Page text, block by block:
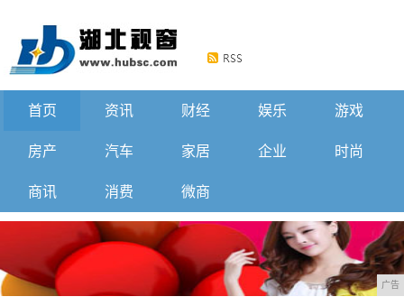
首页 资讯 财经 娱乐 游戏
房产 汽车 家居 企业 时尚
商讯 消费 微商
广告